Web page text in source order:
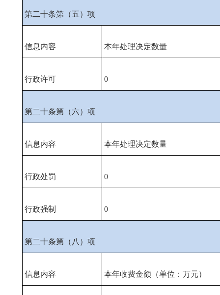
第二十条第（五）项
信息内容 本年处理决定数量
行政许可 0
第二十条第（六）项
信息内容 本年处理决定数量
行政处罚 0
行政强制 0
第二十条第（八）项
信息内容 本年收费金额（单位：万元）